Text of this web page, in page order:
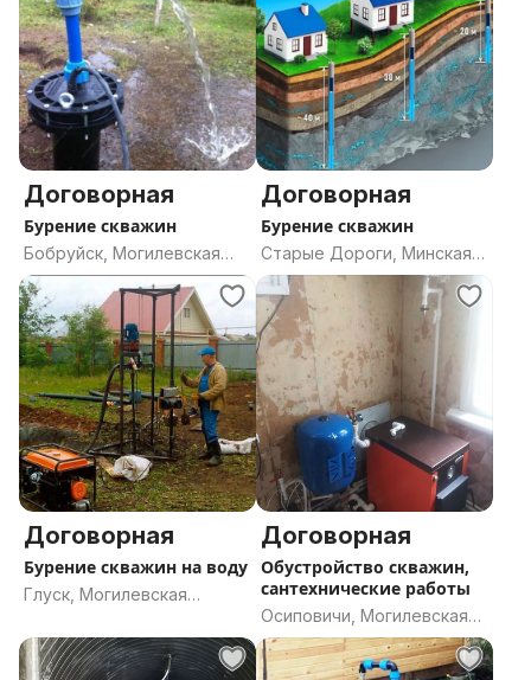
Договорная
Бурение скважин
Бобруйск, Могилевская
область
Договорная
Бурение скважин
Старые Дороги, Минская
область
Договорная
Бурение скважин на воду
Глуск, Могилевская
Договорная
Обустройство скважин,
сантехнические работы
Осиповичи, Могилевская
область